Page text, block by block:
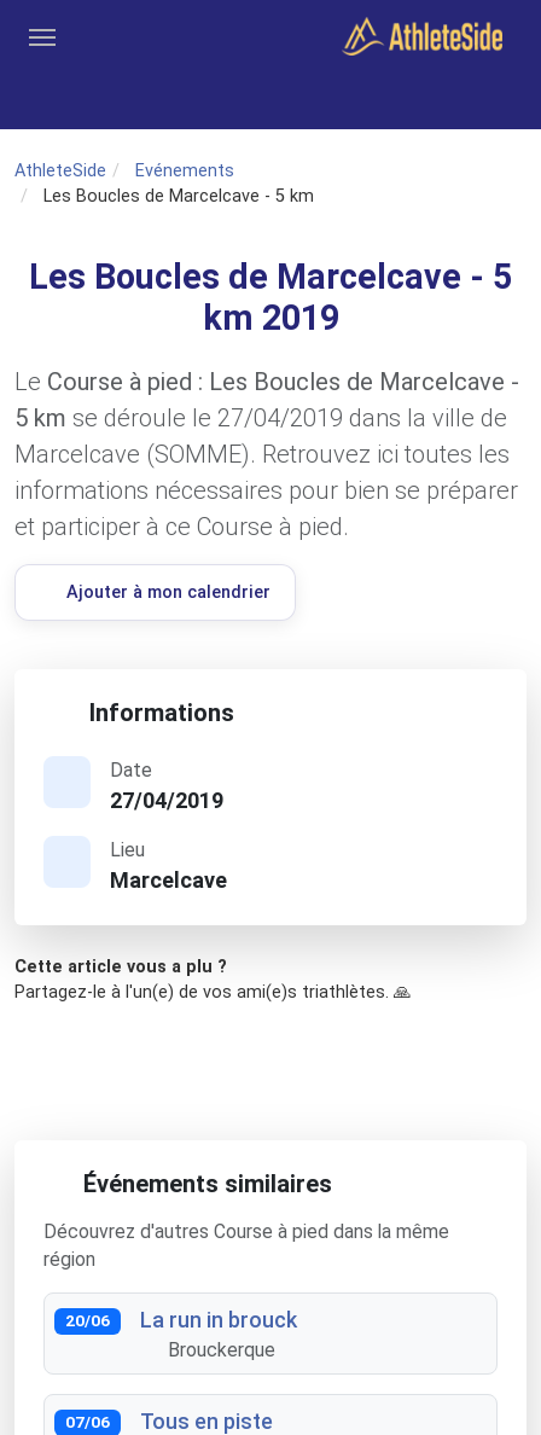
AthleteSide
Evénements
Les Boucles de Marcelcave - 5 km
Les Boucles de Marcelcave - 5
km 2019
Le Course à pied : Les Boucles de Marcelcave -
5 km se déroule le 27/04/2019 dans la ville de
Marcelcave (SOMME). Retrouvez ici toutes les
informations nécessaires pour bien se préparer
et participer à ce Course à pied.
Ajouter à mon calendrier
Informations
Date
27/04/2019
Lieu
Marcelcave
Cette article vous a plu ?
Partagez-le à l'un(e) de vos ami(e)s triathlètes. 🙏
Événements similaires
Découvrez d'autres Course à pied dans la même
région
20/06 La run in brouck
Brouckerque
07/06 Tous en piste